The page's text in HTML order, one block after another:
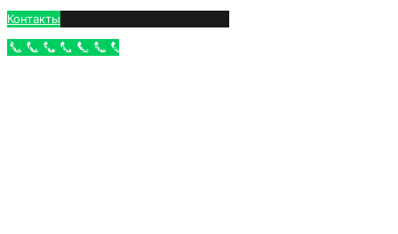
Контакты
Бесплатный звонок